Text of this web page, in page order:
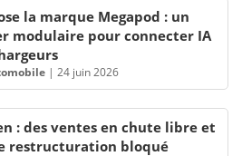
la marque Megapod : un
modulaire pour connecter IA
| 24 juin 2026
: des ventes en chute libre et
restructuration bloqué